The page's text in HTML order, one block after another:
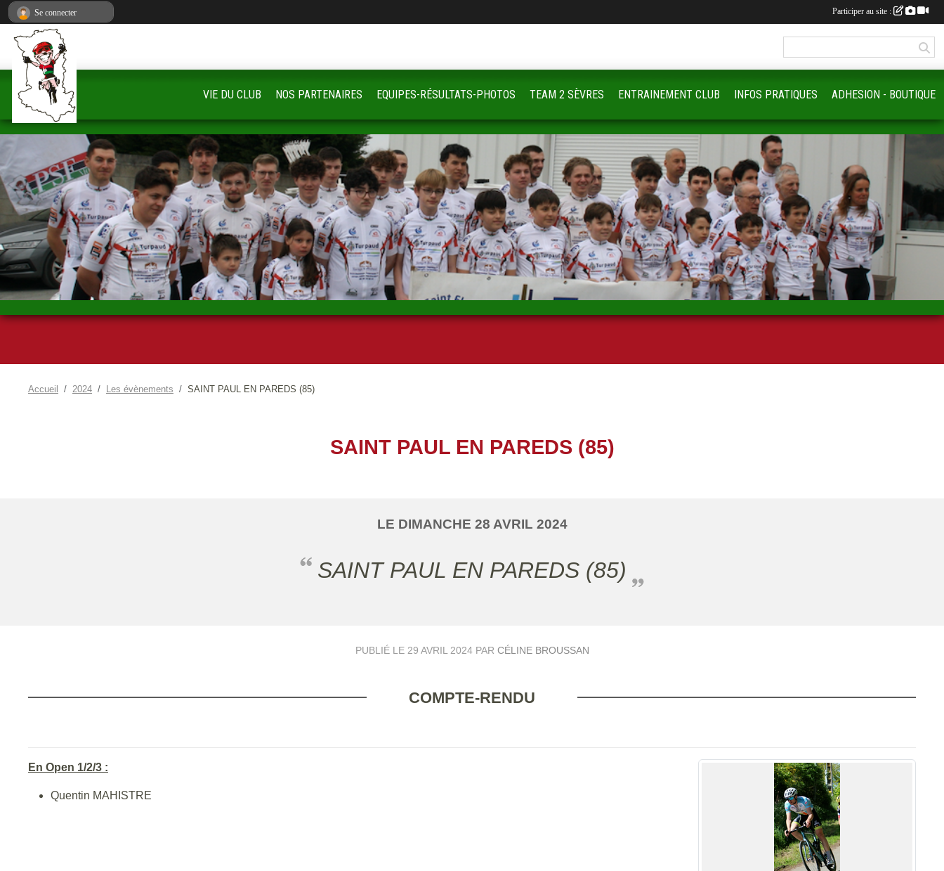
Accueil 2024 Les évènements SAINT PAUL EN PAREDS (85)
SAINT PAUL EN PAREDS (85)
LE DIMANCHE 28 AVRIL 2024
SAINT PAUL EN PAREDS (85)
PUBLIÉ LE 29 AVRIL 2024PAR CÉLINE BROUSSAN
COMPTE-RENDU
En Open 1/2/3 :
Quentin MAHISTRE
VIE DU CLUB NOS PARTENAIRES EQUIPES-RÉSULTATS-PHOTOS TEAM 2 SÈVRES ENTRAINEMENT CLUB INFOS PRATIQUES ADHESION - BOUTIQUE
Se connecter Participer au site :
Panneau de gestion des cookies